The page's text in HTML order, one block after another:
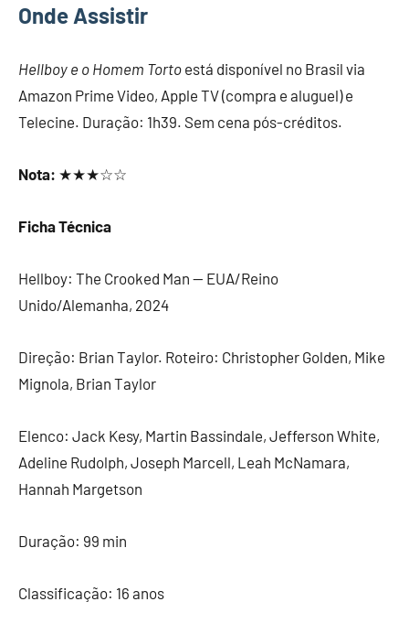
Onde Assistir
Hellboy e o Homem Torto está disponível no Brasil via
Amazon Prime Video, Apple TV (compra e aluguel) e
Telecine. Duração: 1h39. Sem cena pós-créditos.
Nota: ★★★☆☆
Ficha Técnica
Hellboy: The Crooked Man — EUA/Reino
Unido/Alemanha, 2024
Direção: Brian Taylor. Roteiro: Christopher Golden, Mike
Mignola, Brian Taylor
Elenco: Jack Kesy, Martin Bassindale, Jefferson White,
Adeline Rudolph, Joseph Marcell, Leah McNamara,
Hannah Margetson
Duração: 99 min
Classificação: 16 anos